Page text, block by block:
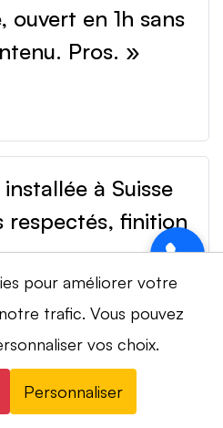
ouvert en 1h sans
Pros. »
à Suisse
respectés, finition
dans votre ville
pour améliorer votre
trafic. Vous pouvez
vos choix.
Personnaliser
min· 24h/24 · 7j/7 ·
WhatsApp